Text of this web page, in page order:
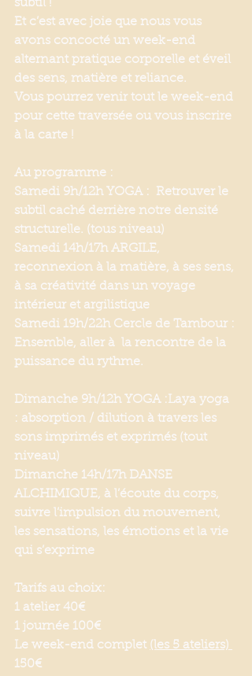
subtil !
Et c’est avec joie que nous vous
avons concocté un week-end
alternant pratique corporelle et éveil
des sens, matière et reliance.
Vous pourrez venir tout le week-end
pour cette traversée ou vous inscrire
à la carte !
Au programme :
Samedi 9h/12h YOGA :  Retrouver le
subtil caché derrière notre densité
structurelle. (tous niveau)
Samedi 14h/17h ARGILE,
reconnexion à la matière, à ses sens,
à sa créativité dans un voyage
intérieur et argilistique
Samedi 19h/22h Cercle de Tambour :
Ensemble, aller à  la rencontre de la
puissance du rythme.
Dimanche 9h/12h YOGA :Laya yoga
: absorption / dilution à travers les
sons imprimés et exprimés (tout
niveau)
Dimanche 14h/17h DANSE
ALCHIMIQUE, à l’écoute du corps,
suivre l’impulsion du mouvement,
les sensations, les émotions et la vie
qui s’exprime
Tarifs au choix:
1 atelier 40€
1 journée 100€
Le week-end complet (les 5 ateliers)
150€